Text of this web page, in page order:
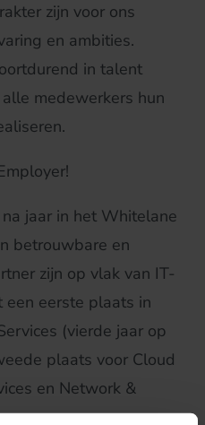
zijn voor ons
en ambities.
in talent
medewerkers hun
jaar in het Whitelane
betrouwbare en
zijn op vlak van IT-
een eerste plaats in
(vierde jaar op
plaats voor Cloud
en Network &